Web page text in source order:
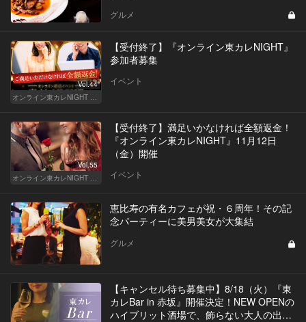
グルメ
Vol.44
オンライン東カレNIGHT イベント募集
【受付終了】『オンライン東カレNIGHT』
参加者募集
イベント
Vol.55
オンライン東カレNIGHT イベント募集
【受付終了】満足いかなければ全額返金！
『オンライン東カレNIGHT』11月12日
（金）開催
イベント
恵比寿の有名カフェが祝・６周年！その記
念パーティーに美男美女が大集結
グルメ
【キャンセル待ち募集中】8/18（火）『東
カレBar in 赤坂』開催決定！NEW OPENの
ハイブリット酒場で、飾らない大人の出会